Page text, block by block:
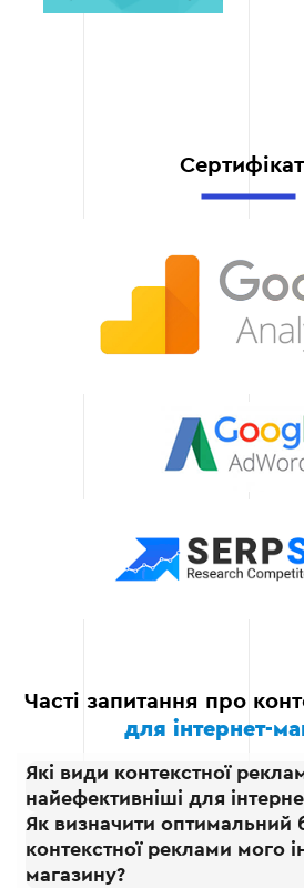
Наш
Часті запитання про
для інтернет-
Які види контекстної
найефективніші для
Як визначити
контекстної реклами мого
магазину?